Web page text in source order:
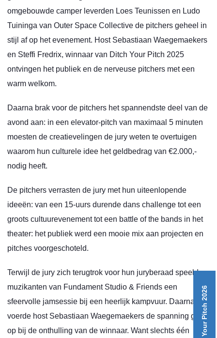
Ditch Your Pitch 2026
omgebouwde camper leverden Loes Teunissen en Ludo
Tuininga van Outer Space Collective de pitchers geheel in
stijl af op het evenement. Host Sebastiaan Waegemaekers
en Steffi Fredrix, winnaar van Ditch Your Pitch 2025
ontvingen het publiek en de nerveuse pitchers met een
warm welkom.
Daarna brak voor de pitchers het spannendste deel van de
avond aan: in een elevator-pitch van maximaal 5 minuten
moesten de creatievelingen de jury weten te overtuigen
waarom hun culturele idee het geldbedrag van €2.000,-
nodig heeft.
De pitchers verrasten de jury met hun uiteenlopende
ideeën: van een 15-uurs durende dans challenge tot een
groots cultuurevenement tot een battle of the bands in het
theater: het publiek werd een mooie mix aan projecten en
pitches voorgeschoteld.
Terwijl de jury zich terugtrok voor hun juryberaad speelden
muzikanten van Fundament Studio & Friends een
sfeervolle jamsessie bij een heerlijk kampvuur. Daarna
voerde host Sebastiaan Waegemaekers de spanning goed
op bij de onthulling van de winnaar. Want slechts één